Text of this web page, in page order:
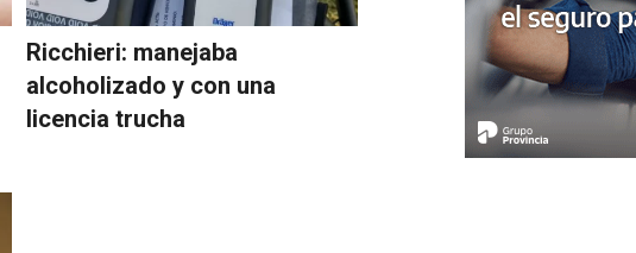
Ricchieri: manejaba
alcoholizado y con una
licencia trucha